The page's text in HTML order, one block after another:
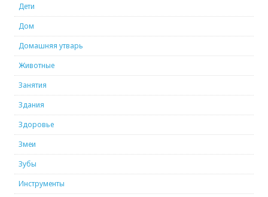
Дети
Дом
Домашняя утварь
Животные
Занятия
Здания
Здоровье
Змеи
Зубы
Инструменты